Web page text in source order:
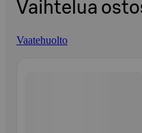
Vaihtelua
Vaatehuolto